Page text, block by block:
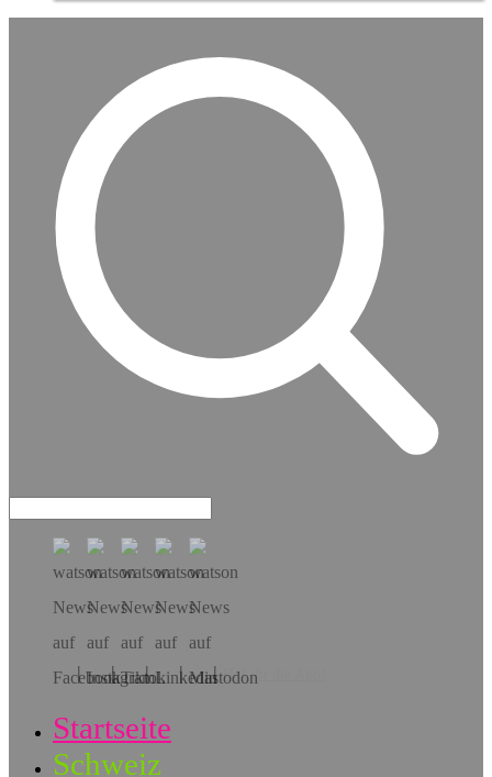
Hol dir die App!
Startseite
Schweiz